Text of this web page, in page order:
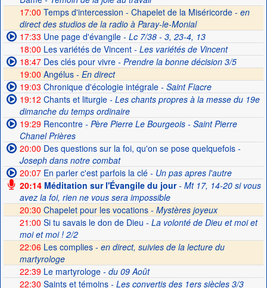
17:00 Temps d'intercession - Chapelet de la Miséricorde - en
direct des studios de la radio à Paray-le-Monial
17:33 Une page d'évangile- Lc 7/38 - 3, 23-4, 13
18:00 Les variétés de Vincent- Les variétés de Vincent
18:47Des clés pour vivre- Prendre la bonne décision 3/5
19:00 Angélus - En direct
19:03 Chronique d'écologie intégrale- Saint Fiacre
19:12 Chants et liturgie- Les chants propres à la messe du 19e
dimanche du temps ordinaire
19:29Rencontre- Père Pierre Le Bourgeois - Saint Pierre
Chanel Prières
20:00 Des questions sur la foi, qu'on se pose quelquefois-
Joseph dans notre combat
20:07En parler c'est parfois la clé- Un pas apres l'autre
20:14Méditation sur l'Évangile du jour- Mt 17, 14-20 si vous
avez la foi, rien ne vous sera impossible
20:30 Chapelet pour les vocations - Mystères joyeux
21:00 Si tu savais le don de Dieu - La volonté de Dieu et moi et
moi et moi ! 2/2
22:06 Les complies - en direct, suivies de la lecture du
martyrologe
22:39Le martyrologe- du 09 Août
22:30 Saints et témoins- Les convertis des 1ers siècles 3/3